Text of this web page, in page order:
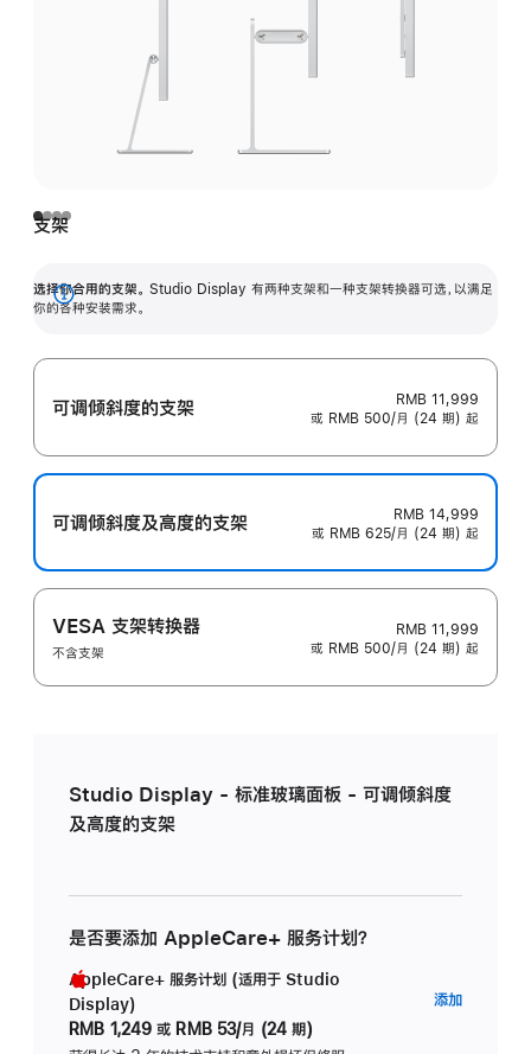
支架
选择你合用的支架。 Studio Display 有两种支架和一种支架转换器可选，以满足
你的各种安装需求。
展
可调倾斜度的支架
RMB 11,999
或 RMB 500/月 (24 期) 起
可调倾斜度及高‍度的支‍架
RMB 14,999
或 RMB 625/月 (24 期) 起
VESA 支架转换器
不含支架
RMB 11,999
或 RMB 500/月 (24 期) 起
Studio Display - 标准玻璃面板 - 可调倾斜度
及高度的支架
是否要添加 AppleCare+ 服务计划？
AppleCare+ 服务计划 (适用于 Studio
Display)
RMB 1,249 或 RMB 53/月 (24 期)
添加